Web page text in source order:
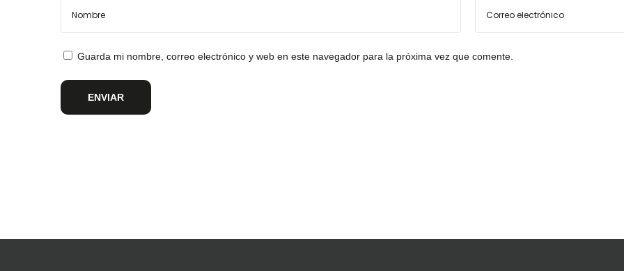
Guarda mi nombre, correo electrónico y web en este navegador para la próxima vez que comente.